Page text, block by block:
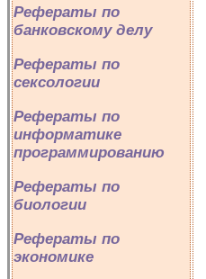
Рефераты по
банковскому делу
Рефераты по
сексологии
Рефераты по
информатике
программированию
Рефераты по
биологии
Рефераты по
экономике